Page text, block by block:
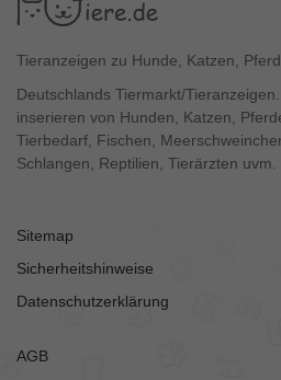
Tieranzeigen zu Hunde, Katzen,
Deutschlands Tiermarkt/
inserieren von Hunden, Katzen,
Tierbedarf, Fischen,
Schlangen, Reptilien, Tierärzten uvm.
Sitemap
Sicherheitshinweise
Datenschutzerklärung
AGB